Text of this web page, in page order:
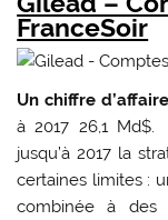
FranceSoir
Un chiffre
à 2017 26,1
jusqu’à 2017 la
certaines limites :
combinée à des